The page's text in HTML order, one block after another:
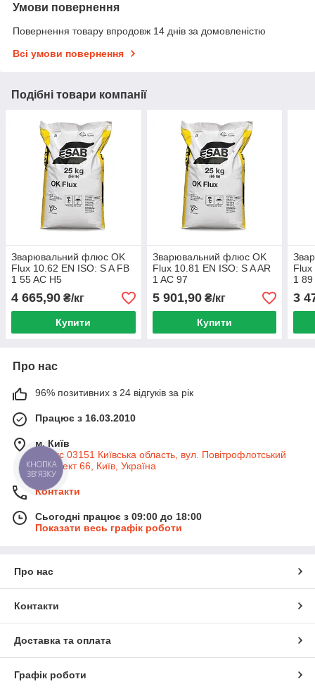
Умови повернення
Повернення товару впродовж 14 днів за домовленістю
Всі умови повернення
Подібні товари компанії
Зварювальний флюс OK
Flux 10.62 EN ISO: S A FB
1 55 AC H5
4 665,90 ₴/кг
Купити
Зварювальний флюс OK
Flux 10.81 EN ISO: S A AR
1 AC 97
5 901,90₴/кг
Купити
Flux
1 89
3
Про нас
96% позитивних з 24 відгуків за рік
Працює з 16.03.2010
м. Київ
Індекс 03151 Київська область, вул. Повітрофлотський
проспект 66, Київ, Україна
Контакти
Сьогодні працює з 09:00 до 18:00
Показати весь графік роботи
Про нас
Контакти
Доставка та оплата
Графік роботи
КНОПКА
ЗВ'ЯЗКУ